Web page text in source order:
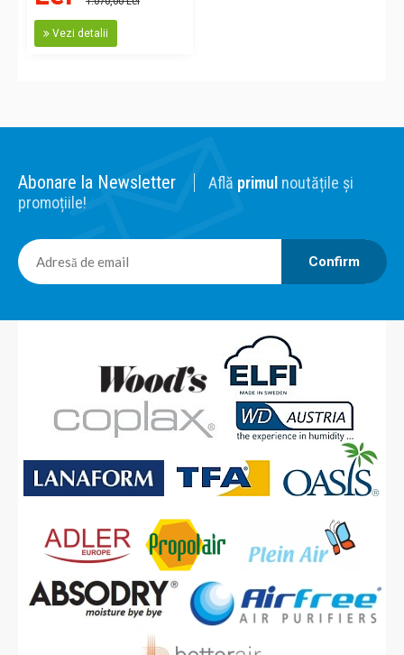
Vezi detalii
Abonare la Newsletter Află primul noutățile și
promoțiile!
Confirm